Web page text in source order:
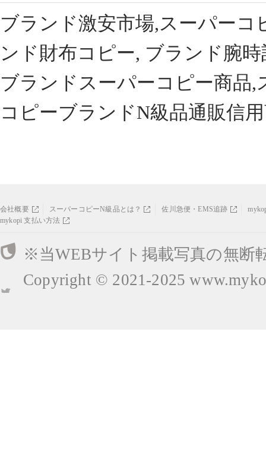
ブランド激安市場,スーパー
ンド財布コピー, ブランド腕
ブランドスーパーコピー商品
コピーブランドN級品通販信
会社概要 スーパーコピーN級品とは？ 佐川急便・EMS追跡
mykopi 支払い方法
※当WEBサイト掲載写真の無断
Copyright © 2021-2025